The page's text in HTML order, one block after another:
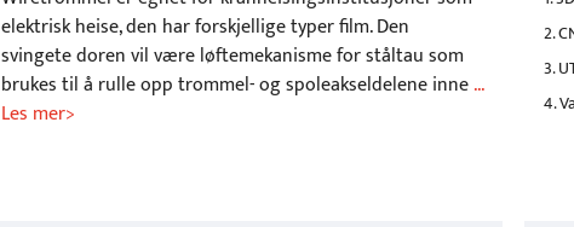
elektrisk heise, den har forskjellige typer film. Den
svingete doren vil være løftemekanisme for ståltau som
brukes til å rulle opp trommel- og spoleakseldelene inne...
Les mer>
2.
3.
4.